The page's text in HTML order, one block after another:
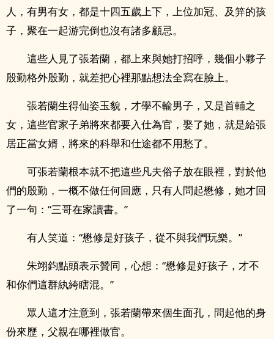
人，有男有女，都是十四五歲上下，上位加冠、及笄的孩
子，聚在一起游完倒也沒有諸多顧忌。
這些人見了張若蘭，都上來與她打招呼，幾個小夥子
殷勤格外殷勤，就差把心裡那點想法全寫在臉上。
張若蘭生得仙姿玉貌，才學不輸男子，又是首輔之
女，這些官家子弟將來都要入仕為官，娶了她，就是給張
居正當女婿，將來的科舉和仕途都不用愁了。
可張若蘭根本就不把這些凡夫俗子放在眼裡，對於他
們的殷勤，一概不做任何回應，只有人問起懋修，她才回
了一句：“三哥在家讀書。”
有人笑道：“懋修是好孩子，從不與我們玩樂。”
朱翊鈞點頭表示贊同，心想：“懋修是好孩子，才不
和你們這群紈絝瞎混。”
眾人這才注意到，張若蘭帶來個生面孔，問起他的身
份來歷，父親在哪裡做官。